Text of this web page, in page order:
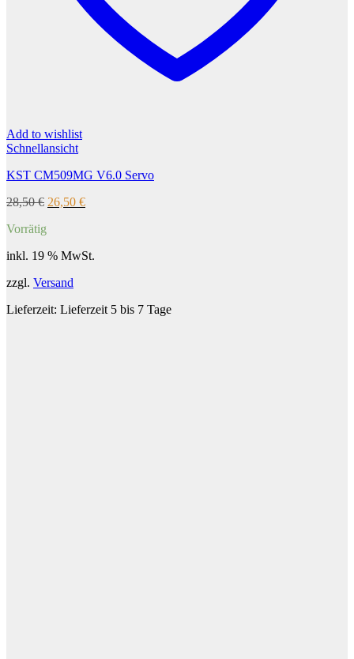
Add to wishlist
Schnellansicht
KST CM509MG V6.0 Servo
28,50€ Ursprünglicher
26,50 €Aktueller
Vorrätig
inkl. 19 % MwSt.
zzgl. Versand
Lieferzeit: Lieferzeit 5 bis 7 Tage